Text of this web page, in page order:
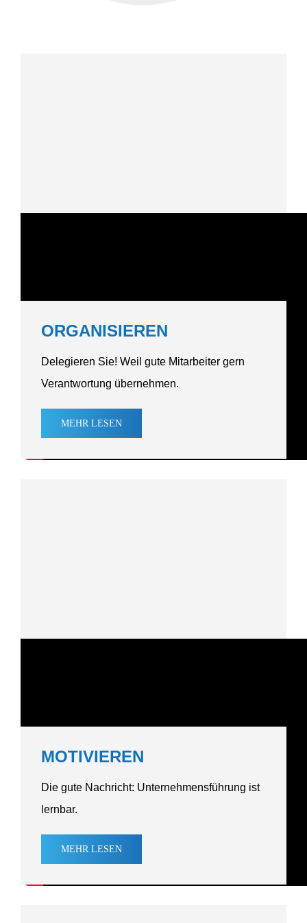
ORGANI­SIEREN
Delegieren Sie! Weil gute Mitarbeiter gern
Verant­wortung übernehmen.
MEHR LESEN
MOTIVIEREN
Die gute Nachricht: Unter­neh­mens­führung ist
lernbar.
MEHR LESEN